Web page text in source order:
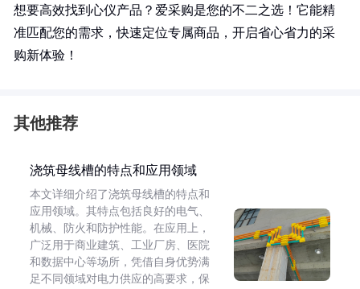
想要高效找到心仪产品？爱采购是您的不二之选！它能精
准匹配您的需求，快速定位专属商品，开启省心省力的采
购新体验！
其他推荐
浇筑母线槽的特点和应用领域
本文详细介绍了浇筑母线槽的特点和
应用领域。其特点包括良好的电气、
机械、防火和防护性能。在应用上，
广泛用于商业建筑、工业厂房、医院
和数据中心等场所，凭借自身优势满
足不同领域对电力供应的高要求，保